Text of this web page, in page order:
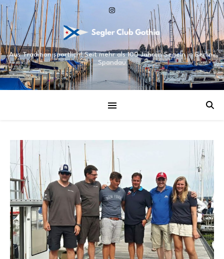
Aus Tradition sportlich! Seit mehr als 100 Jahren Segeln in Berlin-
Spandau